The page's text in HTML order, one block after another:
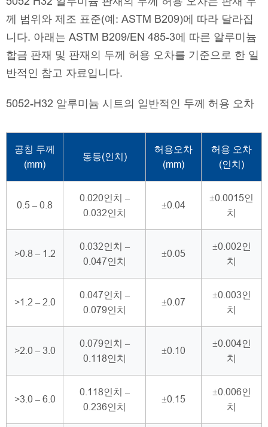
께 범위와 제조 표준(예: ASTM B209)에 따라 달라집
니다. 아래는 ASTM B209/EN 485-3에 따른 알루미늄
합금 판재 및 판재의 두께 허용 오차를 기준으로 한 일
반적인 참고 자료입니다.
5052-H32 알루미늄 시트의 일반적인 두께 허용 오차
공칭 두께
(mm)
동등(인치)
허용오차
(mm)
허용 오차
(인치)
0.5 – 0.8
0.020인치 –
0.032인치
±0.04
±0.0015인
치
>0.8 – 1.2
0.032인치 –
0.047인치
±0.05
±0.002인
치
>1.2 – 2.0
0.047인치 –
0.079인치
±0.07
±0.003인
치
>2.0 – 3.0
0.079인치 –
0.118인치
±0.10
±0.004인
치
>3.0 – 6.0
0.118인치 –
0.236인치
±0.15
±0.006인
치